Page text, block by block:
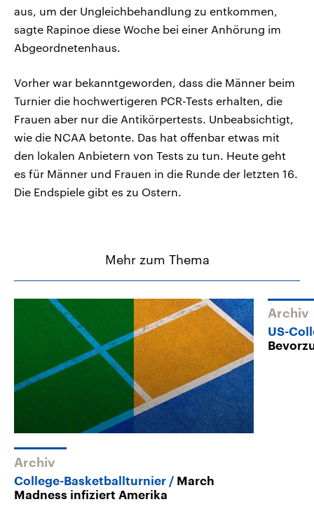
aus, um der Ungleichbehandlung zu entkommen,
sagte Rapinoe diese Woche bei einer Anhörung im
Abgeordnetenhaus.
Vorher war bekanntgeworden, dass die Männer beim
Turnier die hochwertigeren PCR-Tests erhalten, die
Frauen aber nur die Antikörpertests. Unbeabsichtigt,
wie die NCAA betonte. Das hat offenbar etwas mit
den lokalen Anbietern von Tests zu tun. Heute geht
es für Männer und Frauen in die Runde der letzten 16.
Die Endspiele gibt es zu Ostern.
Mehr zum Thema
Archiv
College-Basketballturnier
March
Madness infiziert Amerika
Archiv
US-